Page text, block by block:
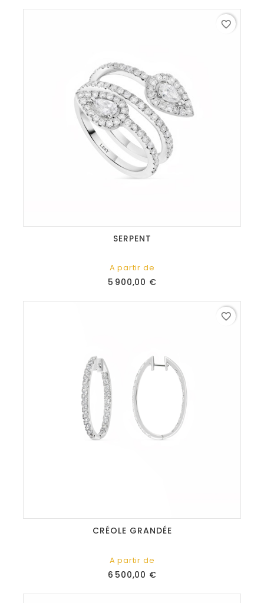
favorite_border
SERPENT
A partir de
Prix
5 900,00 €
favorite_border
CRÉOLE GRANDÉE
A partir de
Prix
6 500,00 €